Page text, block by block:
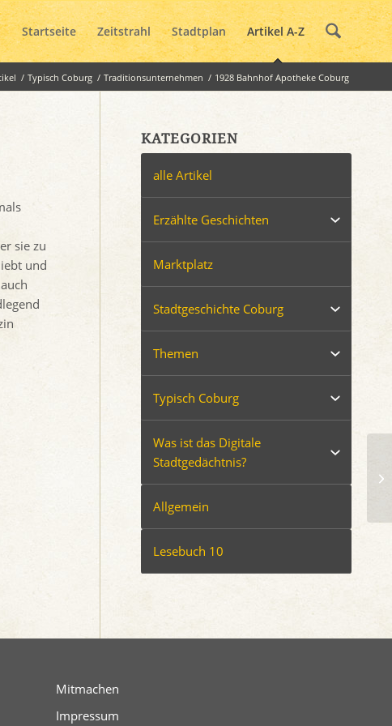
Startseite Zeitstrahl Stadtplan Artikel A-Z
/ Typisch Coburg / Traditionsunternehmen / 1928 Bahnhof Apotheke Coburg
sie zu
und
KATEGORIEN
alle Artikel
Erzählte Geschichten
Marktplatz
Stadtgeschichte Coburg
Themen
Typisch Coburg
Was ist das Digitale
Stadtgedächtnis?
Allgemein
Lesebuch 10
Mitmachen
Impressum